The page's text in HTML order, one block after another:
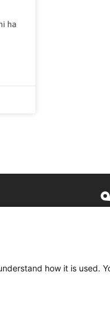
ha
how it is used.